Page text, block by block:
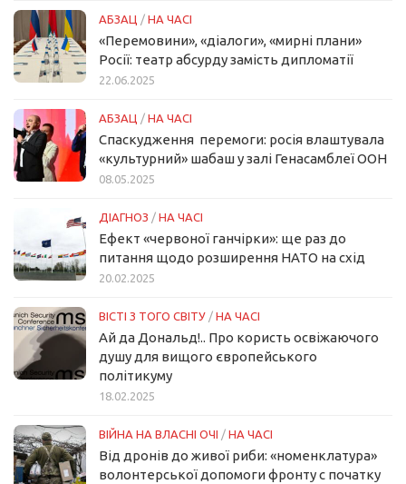
АБЗАЦ / НА ЧАСІ
«Перемовини», «діалоги», «мирні плани»
Росії: театр абсурду замість дипломатії
22.06.2025
АБЗАЦ / НА ЧАСІ
Спаскудження перемоги: росія влаштувала
«культурний» шабаш у залі Генасамблеї ООН
08.05.2025
ДІАГНОЗ / НА ЧАСІ
Ефект «червоної ганчірки»: ще раз до
питання щодо розширення НАТО на схід
20.02.2025
ВІСТІ З ТОГО СВІТУ / НА ЧАСІ
Ай да Дональд!.. Про користь освіжаючого
душу для вищого європейського
політикуму
18.02.2025
ВІЙНА НА ВЛАСНІ ОЧІ / НА ЧАСІ
Від дронів до живої риби: «номенклатура»
волонтерської допомоги фронту с початку